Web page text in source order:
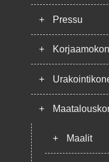
+ Pressu
+
+
+
+ Maalit